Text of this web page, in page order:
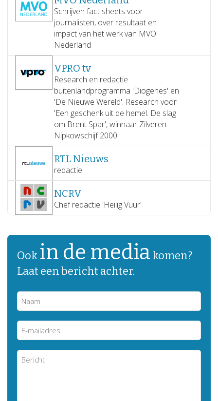
verder te verhogen.
Harry Stoffelen, business coach 'Van goed naar
Ik zag weinig nieuwswaarde in mijn bedrijf. De
workshop van Caroline heeft me geholpen daar met
andere ogen naar te kijken. Inspirerend!
Jacqueline Hulleman, sprekerscoach
Schrijven fact sheets voor
journalisten, over resultaat en
impact van het werk van MVO
Nederland
VPRO tv
Research en redactie
buitenlandprogramma 'Diogenes' en
'De Nieuwe Wereld'. Research voor
'Een geschenk uit de hemel. De slag
om Brent Spar', winnaar Zilveren
Nipkowschijf 2000
RTL Nieuws
redactie
NCRV
Chef redactie 'Heilig Vuur'
Ook in de media komen?
Laat een bericht achter.